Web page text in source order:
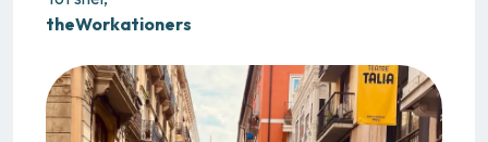
theWorkationers